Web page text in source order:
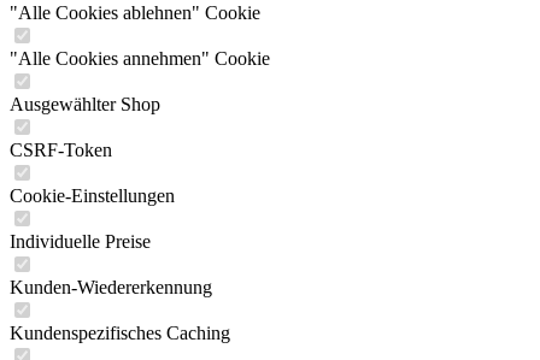
"Alle Cookies ablehnen" Cookie
"Alle Cookies annehmen" Cookie
Ausgewählter Shop
CSRF-Token
Cookie-Einstellungen
Individuelle Preise
Kunden-Wiedererkennung
Kundenspezifisches Caching